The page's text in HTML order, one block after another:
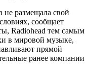
не размещала свой
сообщает
Radiohead тем самым
в мировой музыке,
прямой
ранее компании